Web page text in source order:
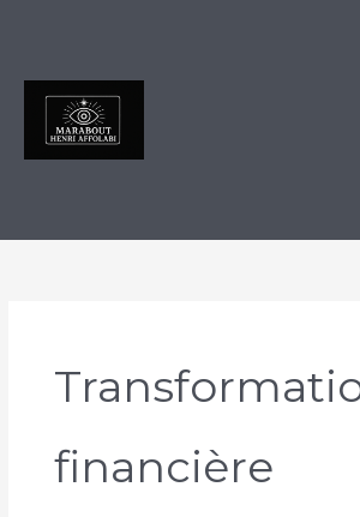
financière